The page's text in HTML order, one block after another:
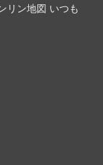
リン地図 いつも